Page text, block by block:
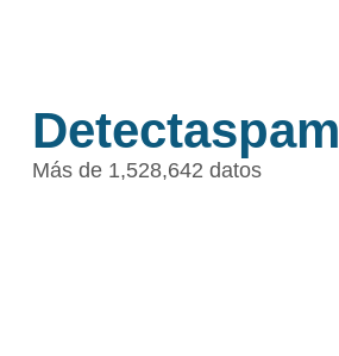
Detectaspam
Más de 1,528,642 datos